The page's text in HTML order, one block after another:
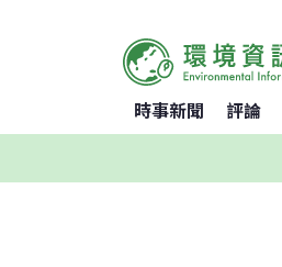
時事新聞 評論